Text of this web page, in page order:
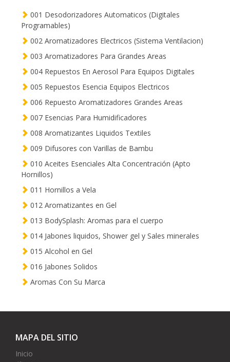
001 Desodorizadores Automaticos (Digitales
Programables)
002 Aromatizadores Electricos (Sistema Ventilacion)
003 Aromatizadores Para Grandes Areas
004 Repuestos En Aerosol Para Equipos Digitales
005 Repuestos Esencia Equipos Electricos
006 Repuesto Aromatizadores Grandes Areas
007 Esencias Para Humidificadores
008 Aromatizantes Liquidos Textiles
009 Difusores con Varillas de Bambu
010 Aceites Esenciales Alta Concentración (Apto
Hornillos)
011 Hornillos a Vela
012 Aromatizantes en Gel
013 BodySplash: Aromas para el cuerpo
014 Jabones liquidos, Shower gel y Sales minerales
015 Alcohol en Gel
016 Jabones Solidos
Aromas Con Su Marca
MAPA DEL SITIO
Inicio